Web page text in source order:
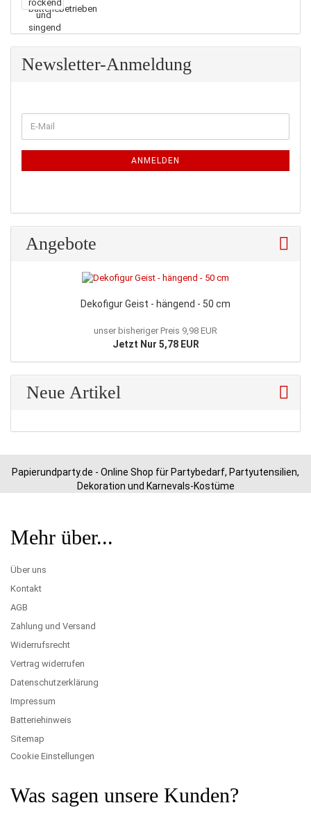
Newsletter-Anmeldung
ZUR
NEWSLETTER-
E-
Mail
ANMELDEN
Angebote
Dekofigur Geist - hängend - 50 cm
unser bisheriger Preis 9,98 EUR
Jetzt Nur 5,78 EUR
Neue Artikel
Papierundparty.de - Online Shop für Partybedarf, Partyutensilien,
Dekoration und Karnevals-Kostüme
Mehr über...
Über uns
Kontakt
AGB
Zahlung und Versand
Widerrufsrecht
Vertrag widerrufen
Datenschutzerklärung
Impressum
Batteriehinweis
Sitemap
Cookie Einstellungen
Was sagen unsere Kunden?